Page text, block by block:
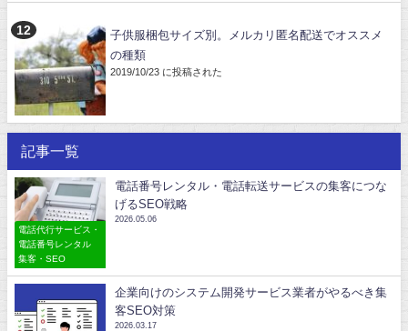
子供服梱包サイズ別。メルカリ匿名配送でオススメ
の種類
2019/10/23 に投稿された
記事一覧
電話代行サービス・
電話番号レンタル
集客・SEO
電話番号レンタル・電話転送サービスの集客につな
げるSEO戦略
2026.05.06
企業向けのシステム開発サービス業者がやるべき集
客SEO対策
2026.03.17